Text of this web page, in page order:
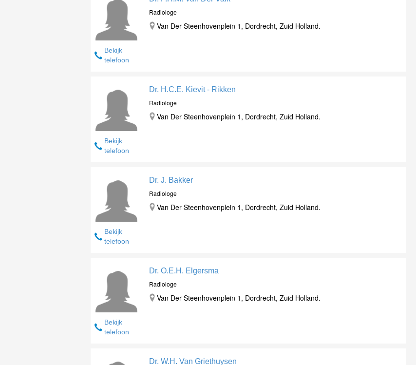
Bekijk
telefoon
Radiologe
Van Der Steenhovenplein 1, Dordrecht, Zuid Holland.
Bekijk
telefoon
Dr. H.C.E. Kievit - Rikken
Radiologe
Van Der Steenhovenplein 1, Dordrecht, Zuid Holland.
Bekijk
telefoon
Dr. J. Bakker
Radiologe
Van Der Steenhovenplein 1, Dordrecht, Zuid Holland.
Bekijk
telefoon
Dr. O.E.H. Elgersma
Radiologe
Van Der Steenhovenplein 1, Dordrecht, Zuid Holland.
Dr. W.H. Van Griethuysen